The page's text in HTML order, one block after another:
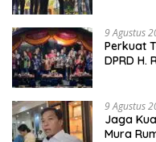
9 Agustus
Perkuat
DPRD H.
9 Agustus
Jaga
Mura